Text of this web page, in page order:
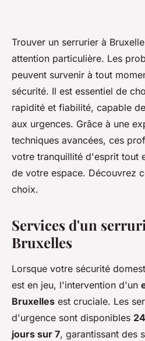
Trouver un serrurier à
attention particulière. Les
peuvent survenir à tout
sécurité. Il est essentiel de
rapidité et fiabilité, capable
aux urgences. Grâce à une
techniques avancées, ces
votre tranquillité d'esprit tout
de votre espace. Découvrez
choix.
Services d'un
Bruxelles
Lorsque votre sécurité
est en jeu, l'intervention d'un
Bruxelles est cruciale. Les
d'urgence sont disponibles
jours sur 7, garantissant des